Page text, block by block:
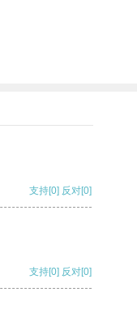
支持[0] 反对[0]
支持[0] 反对[0]